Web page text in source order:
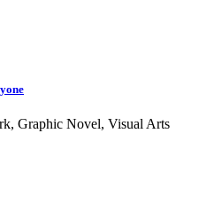
Graphic Novel, Visual Arts